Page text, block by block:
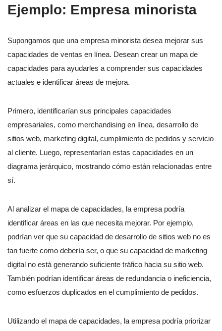
Ejemplo: Empresa minorista
Supongamos que una empresa minorista desea mejorar sus
capacidades de ventas en línea. Desean crear un mapa de
capacidades para ayudarles a comprender sus capacidades
actuales e identificar áreas de mejora.
Primero, identificarían sus principales capacidades
empresariales, como merchandising en línea, desarrollo de
sitios web, marketing digital, cumplimiento de pedidos y servicio
al cliente. Luego, representarían estas capacidades en un
diagrama jerárquico, mostrando cómo están relacionadas entre
sí.
Al analizar el mapa de capacidades, la empresa podría
identificar áreas en las que necesita mejorar. Por ejemplo,
podrían ver que su capacidad de desarrollo de sitios web no es
tan fuerte como debería ser, o que su capacidad de marketing
digital no está generando suficiente tráfico hacia su sitio web.
También podrían identificar áreas de redundancia o ineficiencia,
como esfuerzos duplicados en el cumplimiento de pedidos.
Utilizando el mapa de capacidades, la empresa podría priorizar